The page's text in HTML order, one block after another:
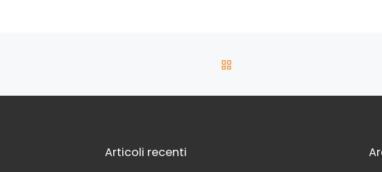
Articoli recenti